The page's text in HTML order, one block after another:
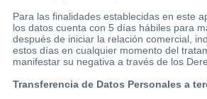
Para las finalidades establecidas en este
los datos cuenta con 5 días hábiles para
después de iniciar la relación comercial,
estos días en cualquier momento del
manifestar su negativa a través de los
Transferencia de Datos Personales a